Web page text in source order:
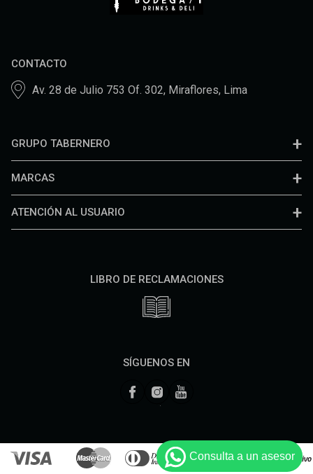
CONTACTO
Av. 28 de Julio 753 Of. 302, Miraflores, Lima
GRUPO TABERNERO
MARCAS
ATENCIÓN AL USUARIO
LIBRO DE RECLAMACIONES
SÍGUENOS EN
Consulta a un asesor